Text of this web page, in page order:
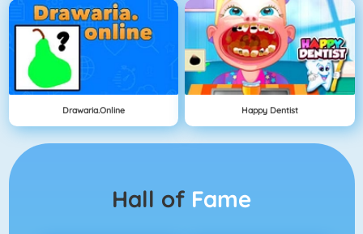
Drawaria.online Happy Dentist
Hall of Fame